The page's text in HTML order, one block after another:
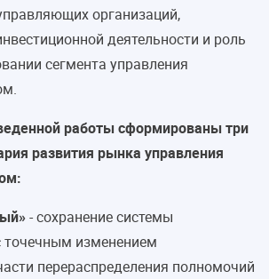
организаций,
деятельности и роль
сегмента управления
работы сформированы три
развития рынка управления
- сохранение системы
точечным изменением
перераспределения полномочий